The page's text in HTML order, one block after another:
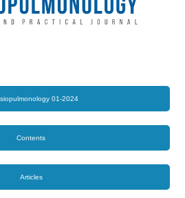
01-2024
Contents
Articles